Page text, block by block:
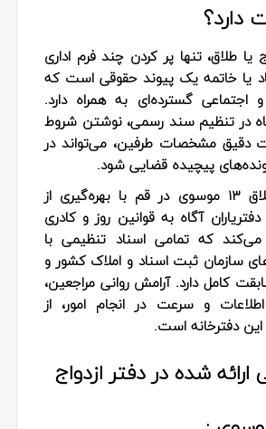
دارد؟
یا طلاق، تنها پر کردن چند فرم اداری
یا خاتمه یک پیوند حقوقی است که
و اجتماعی گسترده‌ای به همراه دارد.
در تنظیم سند رسمی، نوشتن شروط
دقیق مشخصات طرفین، می‌تواند در
پیچیده قضایی شود.
دفتر ازدواج و طلاق ۱۳ موسوی در قم با بهره‌گیری از
آگاه به قوانین روز و کادری
که تمامی اسناد تنظیمی با
سازمان ثبت اسناد و املاک کشور و
کامل دارد. آرامش روانی مراجعین،
و سرعت در انجام امور، از
دفترخانه است.
شده در دفتر ازدواج